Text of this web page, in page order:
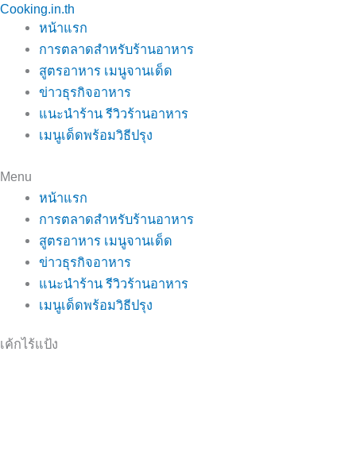
Skip
content
Cooking.in.th
หน้าแรก
การตลาดสำหรับร้านอาหาร
สูตรอาหาร เมนูจานเด็ด
ข่าวธุรกิจอาหาร
แนะนำร้าน รีวิวร้านอาหาร
เมนูเด็ดพร้อมวิธีปรุง
Menu
หน้าแรก
การตลาดสำหรับร้านอาหาร
สูตรอาหาร เมนูจานเด็ด
ข่าวธุรกิจอาหาร
แนะนำร้าน รีวิวร้านอาหาร
เมนูเด็ดพร้อมวิธีปรุง
เค้กไร้แป้ง